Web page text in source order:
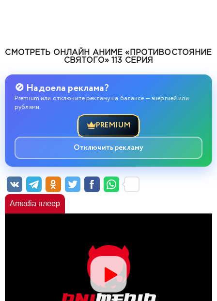
СМОТРЕТЬ ОНЛАЙН АНИМЕ «ПРОТИВОСТОЯНИЕ
СВЯТОГО» 113 СЕРИЯ
🚫 Надоела реклама?
Premium или отключите рекламу на балансе — энергией или
рублями.
PREMIUM
Отключить рекламу
Amedia плеер